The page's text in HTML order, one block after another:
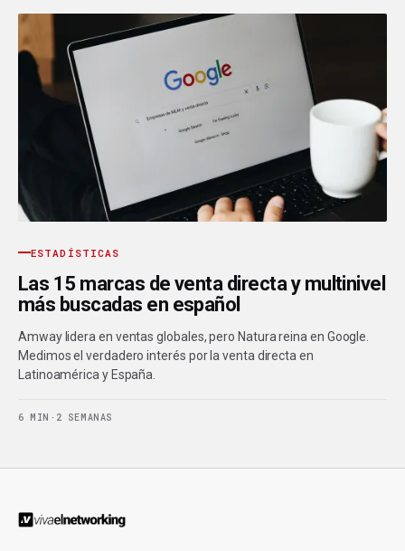
ESTADÍSTICAS
Las 15 marcas de venta directa y multinivel
más buscadas en español
Amway lidera en ventas globales, pero Natura reina en Google.
Medimos el verdadero interés por la venta directa en
Latinoamérica y España.
6 MIN · 2 SEMANAS